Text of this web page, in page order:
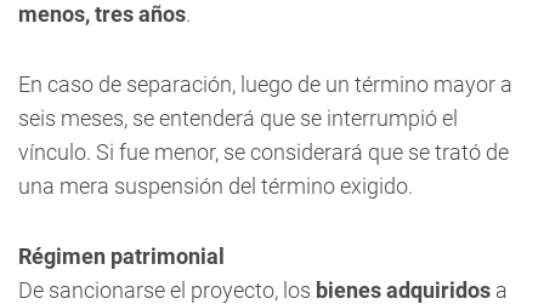
menos, tres años.
En caso de separación, luego de un término mayor a
seis meses, se entenderá que se interrumpió el
vínculo. Si fue menor, se considerará que se trató de
una mera suspensión del término exigido.
Régimen patrimonial
De sancionarse el proyecto, los bienes adquiridos a